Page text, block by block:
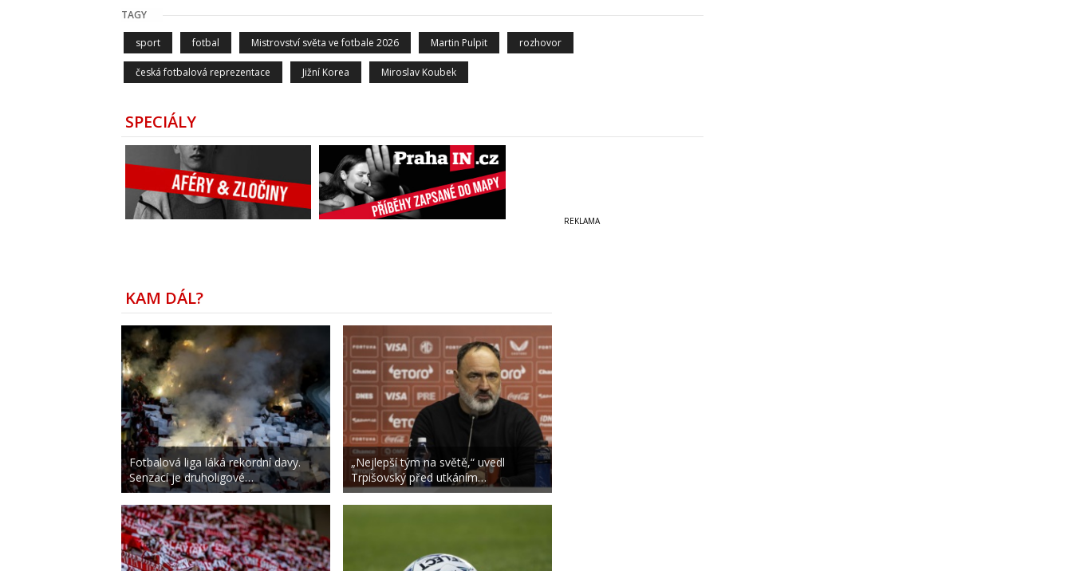
TAGY
sport fotbal Mistrovství světa ve fotbale 2026 Martin Pulpit rozhovor
česká fotbalová reprezentace Jižní Korea Miroslav Koubek
SPECIÁLY
KAM DÁL?
Fotbalová liga láká rekordní davy.
Senzací je druholigové…
„Nejlepší tým na světě,“ uvedl
Trpišovský před utkáním…